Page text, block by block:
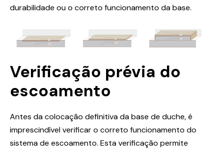
durabilidade ou o correto funcionamento da base.
Verificação prévia do
escoamento
Antes da colocação definitiva da base de duche, é
imprescindível verificar o correto funcionamento do
sistema de escoamento. Esta verificação permite